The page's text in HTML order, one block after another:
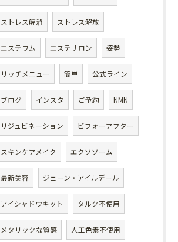
ストレス解消 ストレス解放
エステワム エステサロン 姿勢
リッチメニュー 簡単 公式ライン
ブログ インスタ ご予約 NMN
リジュビネーション ビフォーアフター
スキンケアメイク エクソソーム
最新美容 ジェーン・アイルデール
アイシャドウキット タルク不使用
メタリックな質感 人工色素不使用